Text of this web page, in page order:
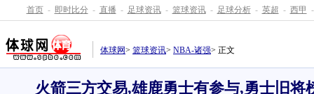
首页 - 即时比分 - 直播 - 足球资讯 - 篮球资讯 - 足球分析 - 英超 - 西甲 -
体球网> 篮球资讯> NBA-诸强> 正文
火箭三方交易,雄鹿勇士有参与,勇士旧将